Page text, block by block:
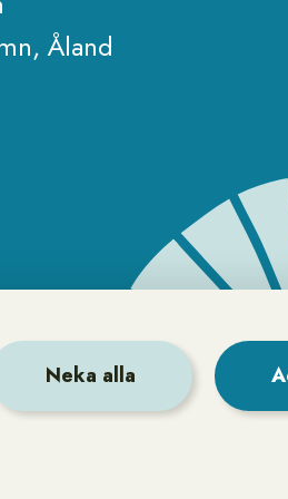
Åland
Neka alla